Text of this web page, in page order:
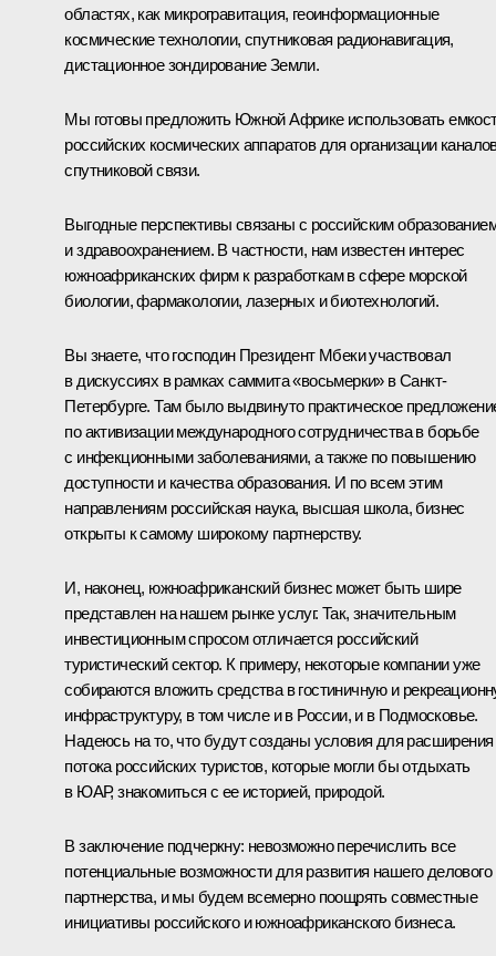
областях, как микрогравитация, геоинформационные
космические технологии, спутниковая радионавигация,
дистационное зондирование Земли.
Мы готовы предложить Южной Африке использовать
российских космических аппаратов для организации
спутниковой связи.
Выгодные перспективы связаны с российским
и здравоохранением. В частности, нам известен интерес
южноафриканских фирм к разработкам в сфере морской
биологии, фармакологии, лазерных и биотехнологий.
Вы знаете, что господин Президент Мбеки участвовал
в дискуссиях в рамках саммита «восьмерки» в Санкт-
Петербурге. Там было выдвинуто практическое
по активизации международного сотрудничества в борьбе
с инфекционными заболеваниями, а также по повышению
доступности и качества образования. И по всем этим
направлениям российская наука, высшая школа, бизнес
открыты к самому широкому партнерству.
И, наконец, южноафриканский бизнес может быть шире
представлен на нашем рынке услуг. Так, значительным
инвестиционным спросом отличается российский
туристический сектор. К примеру, некоторые компании уже
собираются вложить средства в гостиничную и
инфраструктуру, в том числе и в России, и в Подмосковье.
Надеюсь на то, что будут созданы условия для расширения
потока российских туристов, которые могли бы отдыхать
в ЮАР, знакомиться с ее историей, природой.
В заключение подчеркну: невозможно перечислить все
потенциальные возможности для развития нашего делового
партнерства, и мы будем всемерно поощрять совместные
инициативы российского и южноафриканского бизнеса.